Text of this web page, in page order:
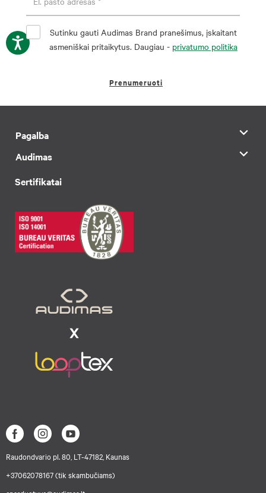
Sutinku gauti Audimas Brand pranešimus, įskaitant
asmeniškai pritaikytus. Daugiau - privatumo politika
Prenumeruoti
Pagalba
Audimas
Sertifikatai
Raudondvario pl. 80, LT-47182, Kaunas
+37062078167 (tik skambučiams)